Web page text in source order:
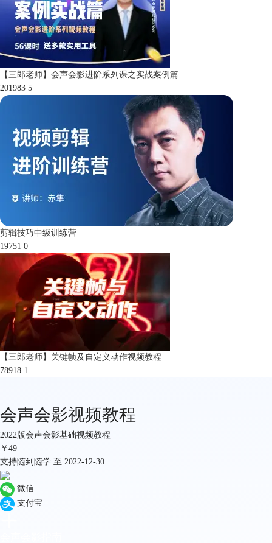
【三郎老师】会声会影进阶系列课之实战案例篇
201983 5
剪辑技巧中级训练营
19751 0
【三郎老师】关键帧及自定义动作视频教程
78918 1
会声会影视频教程
2022版会声会影基础视频教程
￥ 49
支持随到随学 至 2022-12-30
微信
支付宝